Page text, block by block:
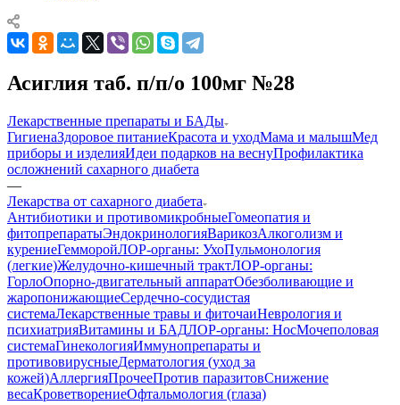
Асиглия таб. п/п/о 100мг №28
Лекарственные препараты и БАДы
ГигиенаЗдоровое питаниеКрасота и уходМама и малышМед
приборы и изделияИдеи подарков на веснуПрофилактика
осложнений сахарного диабета
—
Лекарства от сахарного диабета
Антибиотики и противомикробныеГомеопатия и
фитопрепаратыЭндокринологияВарикозАлкоголизм и
курениеГемморойЛОР-органы: УхоПульмонология
(легкие)Желудочно-кишечный трактЛОР-органы:
ГорлоОпорно-двигательный аппаратОбезболивающие и
жаропонижающиеСердечно-сосудистая
системаЛекарственные травы и фиточаиНеврология и
психиатрияВитамины и БАДЛОР-органы: НосМочеполовая
системаГинекологияИммунопрепараты и
противовирусныеДерматология (уход за
кожей)АллергияПрочееПротив паразитовСнижение
весаКроветворениеОфтальмология (глаза)